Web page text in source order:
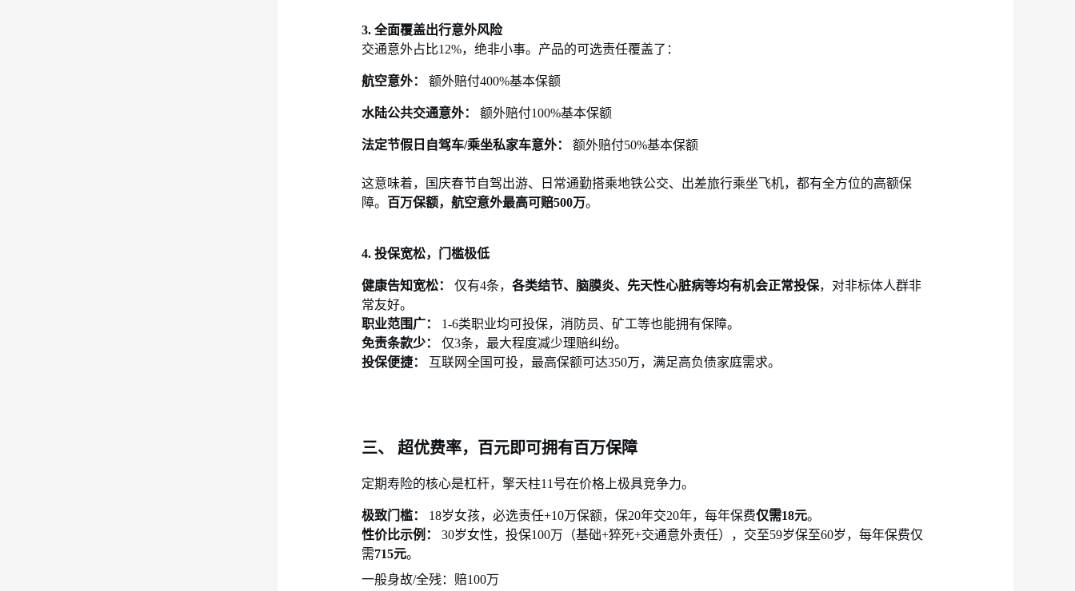
3. 全面覆盖出行意外风险
交通意外占比12%，绝非小事。产品的可选责任覆盖了：
航空意外： 额外赔付400%基本保额
水陆公共交通意外： 额外赔付100%基本保额
法定节假日自驾车/乘坐私家车意外： 额外赔付50%基本保额
这意味着，国庆春节自驾出游、日常通勤搭乘地铁公交、出差旅行乘坐飞机，都有全方位的高额保
障。 百万保额，航空意外最高可赔500万。
4. 投保宽松，门槛极低
健康告知宽松： 仅有4条， 各类结节、脑膜炎、先天性心脏病等均有机会正常投保，对非标体人群非
常友好。
职业范围广：
1-6类职业均可投保，消防员、矿工等也能拥有保障。
免责条款少：
仅3条，最大程度减少理赔纠纷。
投保便捷：
互联网全国可投，最高保额可达350万，满足高负债家庭需求。
三、 超优费率，百元即可拥有百万保障
定期寿险的核心是杠杆，擎天柱11号在价格上极具竞争力。
极致门槛： 18岁女孩， 必选责任+10万保额，保20年交20年，每年保费仅需18元。
性价比示例：
30岁女性，投保100万（基础+猝死+交通意外责任），交至59岁保至60岁，每年保费仅
需715元。
一般身故/全残：赔100万